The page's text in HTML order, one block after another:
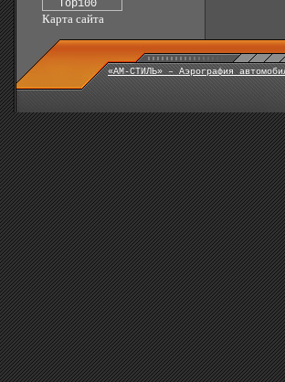
Карта сайта
«АМ-СТИЛЬ» – Аэрография